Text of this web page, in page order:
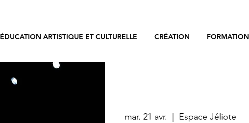
ÉDUCATION ARTISTIQUE ET CULTURELLE CRÉATION FORMATION
mar. 21 avr.
  |
Espace Jéliote